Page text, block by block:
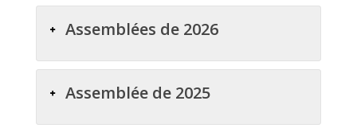
Assemblées de 2026
Assemblée de 2025